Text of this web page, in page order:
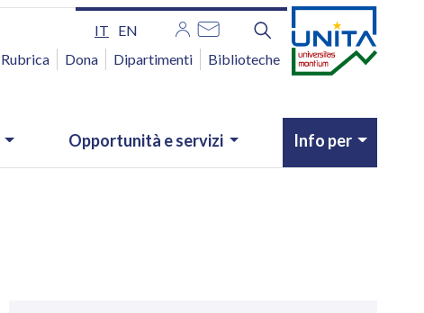
IT EN
Rubrica Dona Dipartimenti Biblioteche
Opportunità e servizi Info per